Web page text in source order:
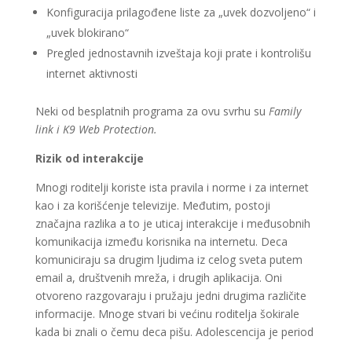
Konfiguracija prilagođene liste za „uvek dozvoljeno“ i
„uvek blokirano“
Pregled jednostavnih izveštaja koji prate i kontrolišu
internet aktivnosti
Neki od besplatnih programa za ovu svrhu su Family
link i K9 Web Protection.
Rizik od interakcije
Mnogi roditelji koriste ista pravila i norme i za internet
kao i za korišćenje televizije. Međutim, postoji
značajna razlika a to je uticaj interakcije i međusobnih
komunikacija između korisnika na internetu. Deca
komuniciraju sa drugim ljudima iz celog sveta putem
email a, društvenih mreža, i drugih aplikacija. Oni
otvoreno razgovaraju i pružaju jedni drugima različite
informacije. Mnoge stvari bi većinu roditelja šokirale
kada bi znali o čemu deca pišu. Adolescencija je period